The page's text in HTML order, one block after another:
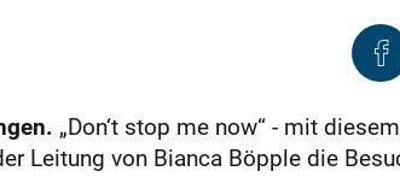
„Don‘t stop me now“ - mit
Leitung von Bianca Böpple die